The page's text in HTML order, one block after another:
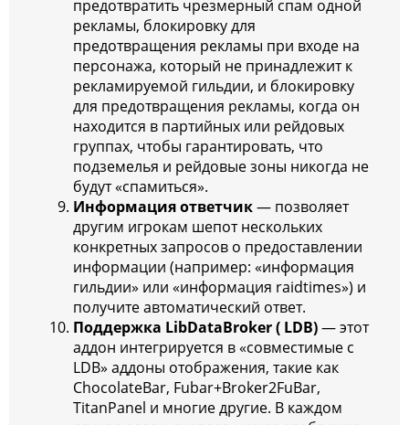
предотвратить чрезмерный спам одной
рекламы, блокировку для
предотвращения рекламы при входе на
персонажа, который не принадлежит к
рекламируемой гильдии, и блокировку
для предотвращения рекламы, когда он
находится в партийных или рейдовых
группах, чтобы гарантировать, что
подземелья и рейдовые зоны никогда не
будут «спамиться».
Информация ответчик— позволяет
другим игрокам шепот нескольких
конкретных запросов о предоставлении
информации (например: «информация
гильдии» или «информация raidtimes») и
получите автоматический ответ.
Поддержка LibDataBroker ( LDB)— этот
аддон интегрируется в «совместимые с
LDB» аддоны отображения, такие как
ChocolateBar, Fubar+Broker2FuBar,
TitanPanel и многие другие. В каждом